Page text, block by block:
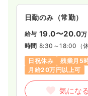
日勤のみ（常勤）
給与 19.0〜20.0
時間 8:30～18:00 （
日祝休み
残業月5
月給20万円以上可
気になる